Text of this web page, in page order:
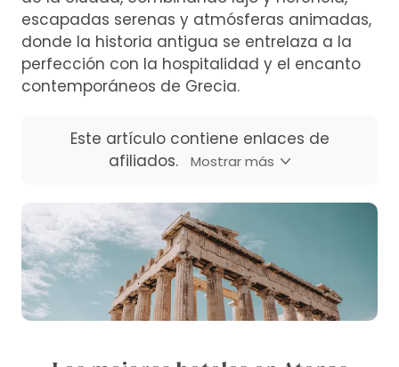
escapadas serenas y atmósferas animadas,
donde la historia antigua se entrelaza a la
perfección con la hospitalidad y el encanto
contemporáneos de Grecia.
Este artículo contiene enlaces de
afiliados.
Mostrar más